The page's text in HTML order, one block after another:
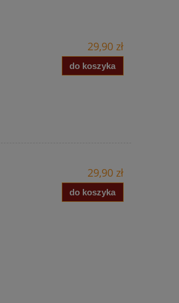
29,90 zł
do koszyka
29,90 zł
do koszyka